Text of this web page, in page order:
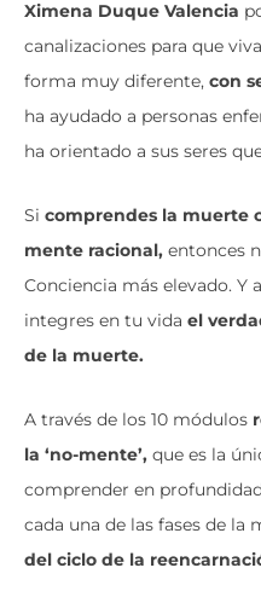
Ximena Duque Valencia
canalizaciones para que
forma muy diferente, con
ha ayudado a personas
ha orientado a sus seres
Si comprendes la muerte
mente racional, entonces
Conciencia más elevado. Y
integres en tu vida el
de la muerte.
A través de los 10 módulos
la ‘no-mente’, que es la
comprender en
cada una de las fases de la
del ciclo de la